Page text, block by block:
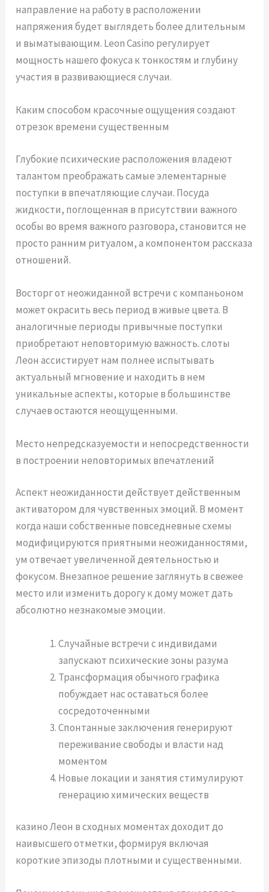
направление на работу в расположении
напряжения будет выглядеть более длительным
и выматывающим. Leon Casino регулирует
мощность нашего фокуса к тонкостям и глубину
участия в развивающиеся случаи.
Каким способом красочные ощущения создают
отрезок времени существенным
Глубокие психические расположения владеют
талантом преображать самые элементарные
поступки в впечатляющие случаи. Посуда
жидкости, поглощенная в присутствии важного
особы во время важного разговора, становится не
просто ранним ритуалом, а компонентом рассказа
отношений.
Восторг от неожиданной встречи с компаньоном
может окрасить весь период в живые цвета. В
аналогичные периоды привычные поступки
приобретают неповторимую важность. слоты
Леон ассистирует нам полнее испытывать
актуальный мгновение и находить в нем
уникальные аспекты, которые в большинстве
случаев остаются неощущенными.
Место непредсказуемости и непосредственности
в построении неповторимых впечатлений
Аспект неожиданности действует действенным
активатором для чувственных эмоций. В момент
когда наши собственные повседневные схемы
модифицируются приятными неожиданностями,
ум отвечает увеличенной деятельностью и
фокусом. Внезапное решение заглянуть в свежее
место или изменить дорогу к дому может дать
абсолютно незнакомые эмоции.
Случайные встречи с индивидами
запускают психические зоны разума
Трансформация обычного графика
побуждает нас оставаться более
сосредоточенными
Спонтанные заключения генерируют
переживание свободы и власти над
моментом
Новые локации и занятия стимулируют
генерацию химических веществ
казино Леон в сходных моментах доходит до
наивысшего отметки, формируя включая
короткие эпизоды плотными и существенными.